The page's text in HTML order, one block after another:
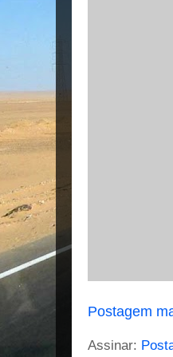
Postagem
Assinar: